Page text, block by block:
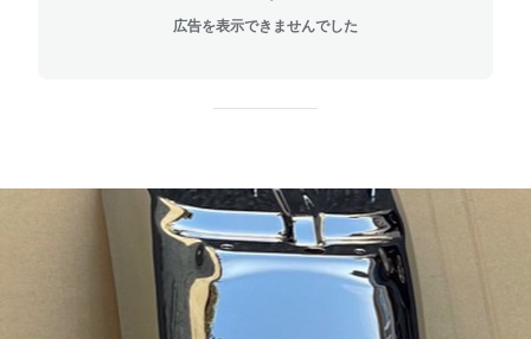
広告を表示できませんでした